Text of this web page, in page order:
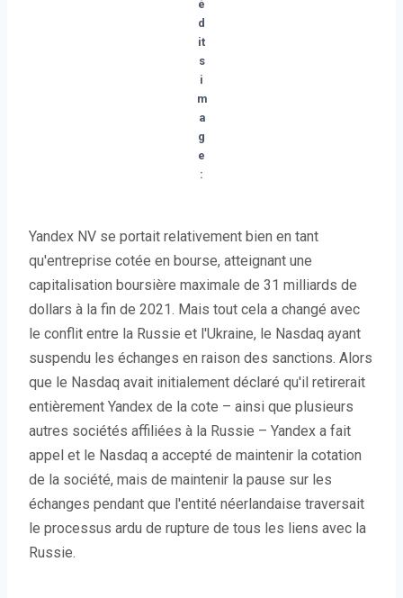
é
d
it
s
i
m
a
g
e
:
Yandex NV se portait relativement bien en tant
qu'entreprise cotée en bourse, atteignant une
capitalisation boursière maximale de 31 milliards de
dollars à la fin de 2021. Mais tout cela a changé avec
le conflit entre la Russie et l'Ukraine, le Nasdaq ayant
suspendu les échanges en raison des sanctions. Alors
que le Nasdaq avait initialement déclaré qu'il retirerait
entièrement Yandex de la cote – ainsi que plusieurs
autres sociétés affiliées à la Russie – Yandex a fait
appel et le Nasdaq a accepté de maintenir la cotation
de la société, mais de maintenir la pause sur les
échanges pendant que l'entité néerlandaise traversait
le processus ardu de rupture de tous les liens avec la
Russie.